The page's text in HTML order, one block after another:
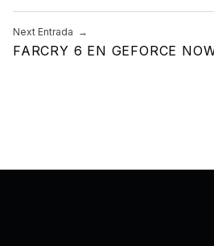
Next Entrada
FARCRY 6 EN GEFORCE